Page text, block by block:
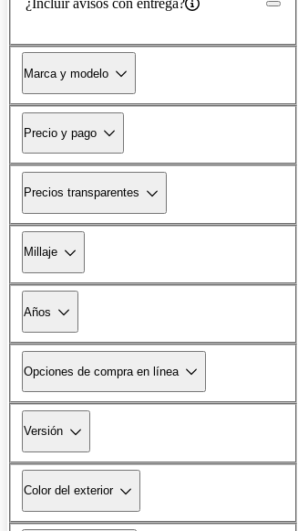
Marca y modelo
Precio y pago
Precios transparentes
Millaje
Años
Opciones de compra en línea
Versión
Color del exterior